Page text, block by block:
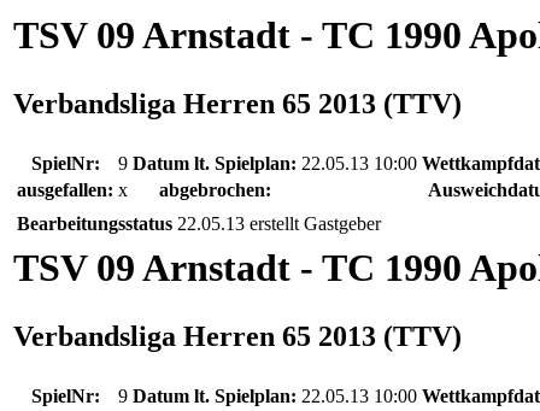
TSV 09 Arnstadt - TC 1990
Verbandsliga Herren 65 2013 (TTV)
SpielNr: 9 Datum lt. Spielplan: 22.05.13 10:00
ausgefallen: x abgebrochen:
Bearbeitungsstatus 22.05.13 erstellt Gastgeber
TSV 09 Arnstadt - TC 1990
Verbandsliga Herren 65 2013 (TTV)
SpielNr: 9 Datum lt. Spielplan: 22.05.13 10:00